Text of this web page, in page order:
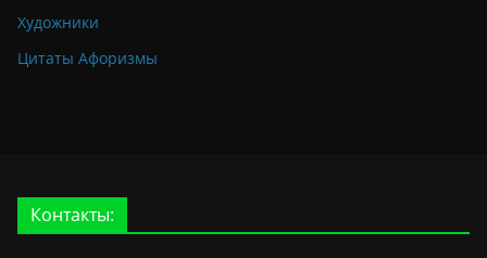
Художники
Цитаты Афоризмы
Контакты: